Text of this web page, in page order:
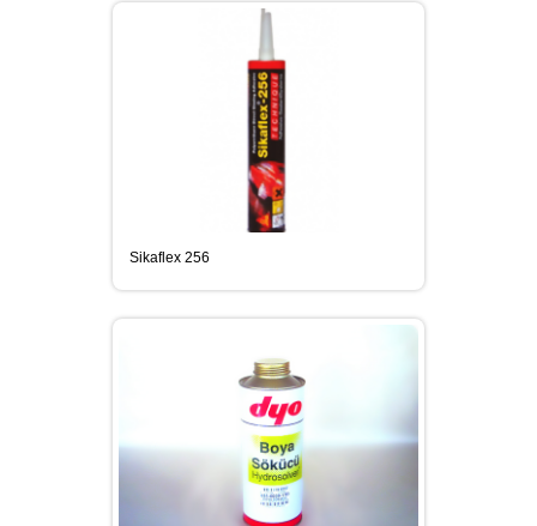
3M ÜRÜNLERI
MEGUIARS CAR CARE ÜRÜNLER
SIKA YAPI KIMYASALLARI
DIĞER SARF MALZEMELERI
SIKAGARD ARAÇ ALT KORUMA
Sikaflex 256